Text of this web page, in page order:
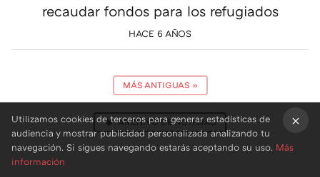
recaudar fondos para los refugiados
HACE 6 AÑOS
MÁS ANTIGUAS »
ARCHIVO DE NOTICIAS
Utilizamos cookies de terceros para generar estadísticas de
audiencia y mostrar publicidad personalizada analizando tu
navegación. Si sigues navegando estarás aceptando su uso. Más
información